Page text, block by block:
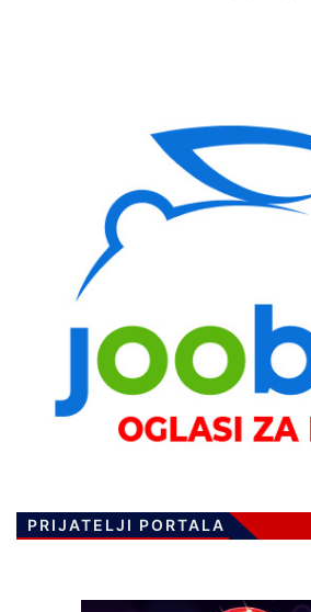
PRIJATELJI PORTALA